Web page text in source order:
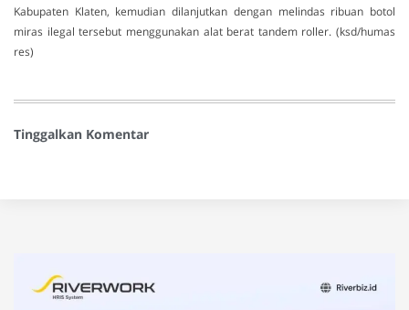
Kabupaten Klaten, kemudian dilanjutkan dengan melindas ribuan botol
miras ilegal tersebut menggunakan alat berat tandem roller. (ksd/humas
res)
Tinggalkan Komentar